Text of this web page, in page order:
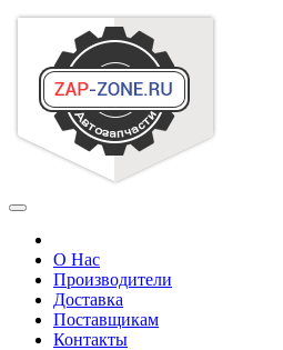
О Нас
Производители
Доставка
Поставщикам
Контакты